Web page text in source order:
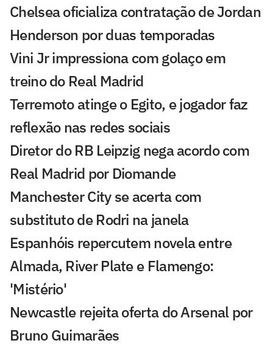
Chelsea oficializa contratação de Jordan
Henderson por duas temporadas
Vini Jr impressiona com golaço em
treino do Real Madrid
Terremoto atinge o Egito, e jogador faz
reflexão nas redes sociais
Diretor do RB Leipzig nega acordo com
Real Madrid por Diomande
Manchester City se acerta com
substituto de Rodri na janela
Espanhóis repercutem novela entre
Almada, River Plate e Flamengo:
'Mistério'
Newcastle rejeita oferta do Arsenal por
Bruno Guimarães